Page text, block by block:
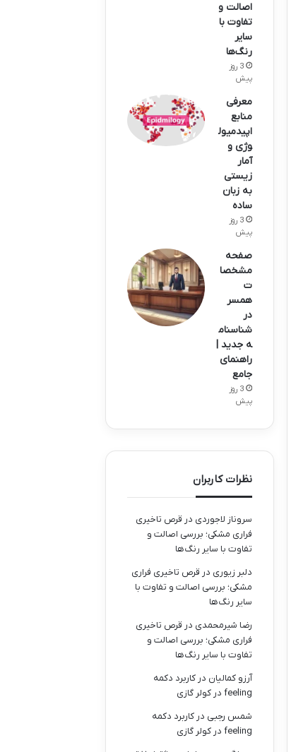
اصالت و
تفاوت با
سایر
رنگ‌ها
3 روز
پیش
معرفی
منابع
اپیدمیول
وژی و
آمار
زیستی
به زبان
ساده
3 روز
پیش
صفحه
مشخصا
ت
همسر
در
شناسنام
ه جدید |
راهنمای
جامع
3 روز
پیش
نظرات کاربران
سروناز لاجوردی در قرص تاخیری
فراری مشکی؛ بررسی اصالت و
تفاوت با سایر رنگ‌ها
دلبر زیوری در قرص تاخیری فراری
مشکی؛ بررسی اصالت و تفاوت با
سایر رنگ‌ها
رضا شیرمحمدی در قرص تاخیری
فراری مشکی؛ بررسی اصالت و
تفاوت با سایر رنگ‌ها
آرزو کمالیان در کاربرد دکمه
feeling در کولر گازی
شمس رجبی در کاربرد دکمه
feeling در کولر گازی